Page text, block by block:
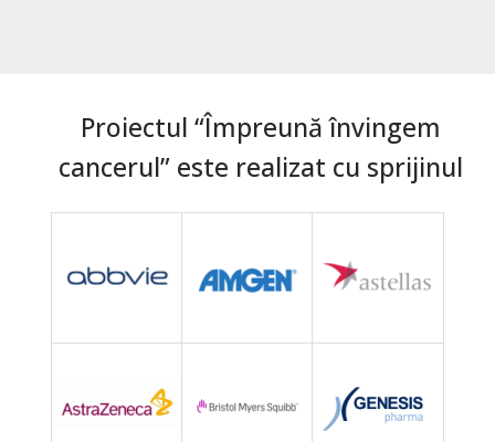
Proiectul “Împreună învingem
cancerul” este realizat cu sprijinul